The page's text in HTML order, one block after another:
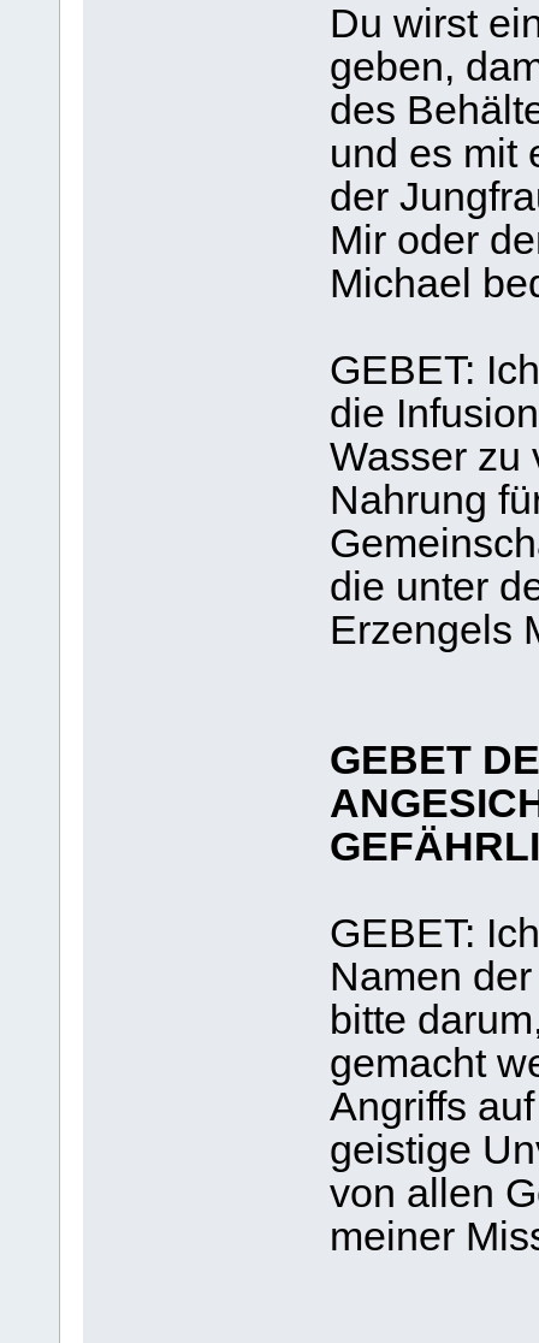
Du wirst
geben,
des
und es mit
der
Mir oder
Michael
GEBET:
die
Wasser zu
Nahrung
die unter
Erzengels
GEBET
GEBET:
Namen
bitte
gemacht
Angriffs
geistige
von allen
meiner